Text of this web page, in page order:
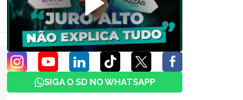
SIGA O SD NO WHATSAPP